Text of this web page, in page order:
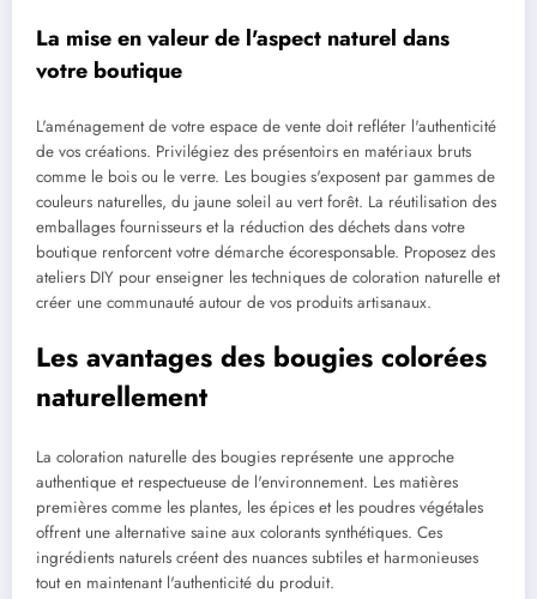
La mise en valeur de l'aspect naturel dans
votre boutique
L'aménagement de votre espace de vente doit refléter l'authenticité
de vos créations. Privilégiez des présentoirs en matériaux bruts
comme le bois ou le verre. Les bougies s'exposent par gammes de
couleurs naturelles, du jaune soleil au vert forêt. La réutilisation des
emballages fournisseurs et la réduction des déchets dans votre
boutique renforcent votre démarche écoresponsable. Proposez des
ateliers DIY pour enseigner les techniques de coloration naturelle et
créer une communauté autour de vos produits artisanaux.
Les avantages des bougies colorées
naturellement
La coloration naturelle des bougies représente une approche
authentique et respectueuse de l'environnement. Les matières
premières comme les plantes, les épices et les poudres végétales
offrent une alternative saine aux colorants synthétiques. Ces
ingrédients naturels créent des nuances subtiles et harmonieuses
tout en maintenant l'authenticité du produit.